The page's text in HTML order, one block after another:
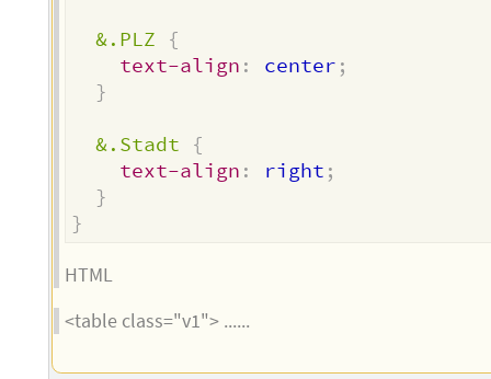
&.PLZ
{
text-align : center ;
}
&.Stadt
{
text-align : right ;
}
}
HTML
<table class="v1"> ......